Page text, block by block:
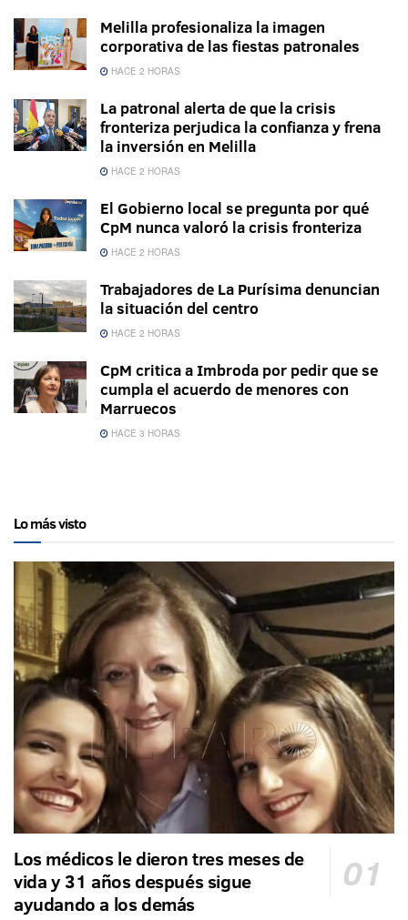
Melilla profesionaliza la imagen
corporativa de las fiestas patronales
HACE 2 HORAS
La patronal alerta de que la crisis
fronteriza perjudica la confianza y frena
la inversión en Melilla
HACE 2 HORAS
El Gobierno local se pregunta por qué
CpM nunca valoró la crisis fronteriza
HACE 2 HORAS
Trabajadores de La Purísima denuncian
la situación del centro
HACE 2 HORAS
CpM critica a Imbroda por pedir que se
cumpla el acuerdo de menores con
Marruecos
HACE 3 HORAS
Lo más visto
Los médicos le dieron tres meses de
vida y 31 años después sigue
ayudando a los demás